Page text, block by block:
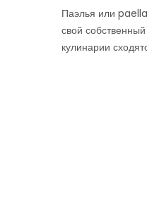
Паэлья или
свой
кулинарии